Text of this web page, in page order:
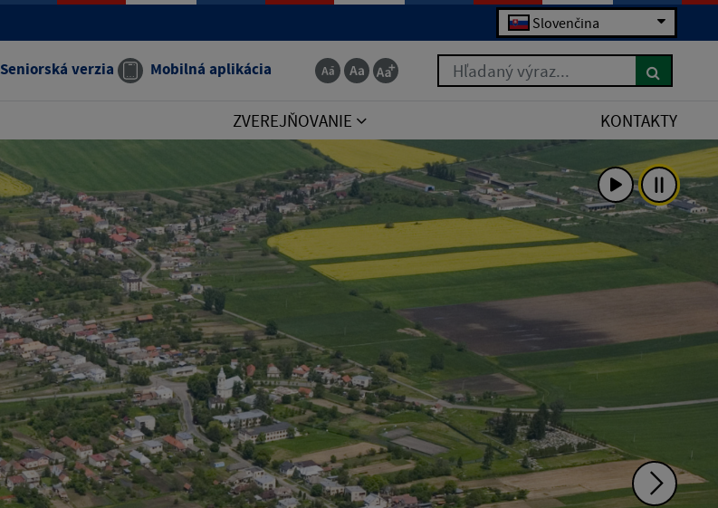
Slovenčina
Seniorská verzia Mobilná aplikácia Hľadaný výraz...
ZVEREJŇOVANIE KONTAKTY